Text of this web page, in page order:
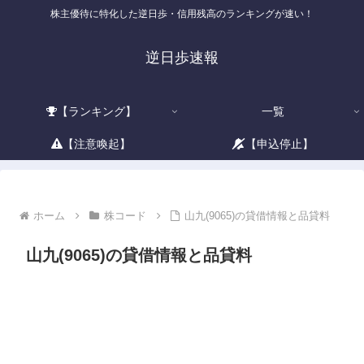
株主優待に特化した逆日歩・信用残高のランキングが速い！
逆日歩速報
【ランキング】 一覧
【注意喚起】 【申込停止】
ホーム 株コード 山九(9065)の貸借情報と品貸料
山九(9065)の貸借情報と品貸料